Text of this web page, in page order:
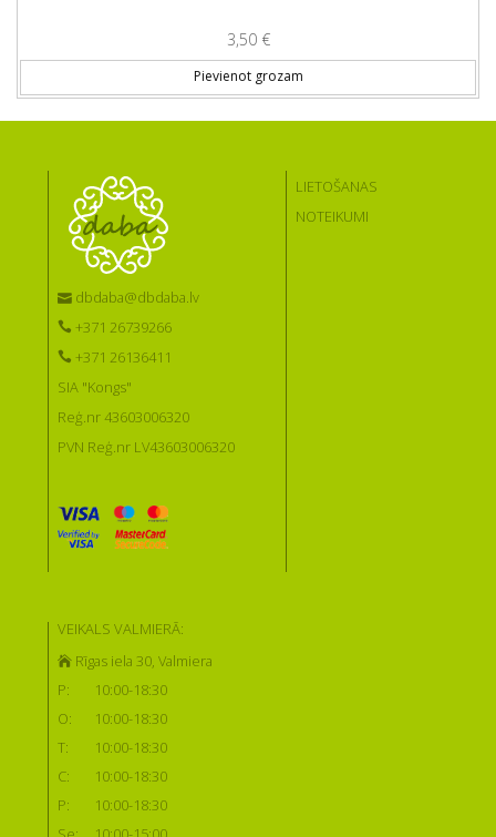
3,50 €
Pievienot grozam
dbdaba@dbdaba.lv
+371 26739266
+371 26136411
SIA "Kongs"
Reģ.nr 43603006320
PVN Reģ.nr LV43603006320
LIETOŠANAS
NOTEIKUMI
VEIKALS VALMIERĀ:
Rīgas iela 30, Valmiera
P:
10:00-18:30
O:
10:00-18:30
T:
10:00-18:30
C:
10:00-18:30
P:
10:00-18:30